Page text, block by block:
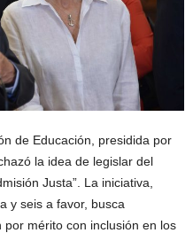
de Educación, presidida por
la idea de legislar del
Justa”. La iniciativa,
y seis a favor, busca
mérito con inclusión en los